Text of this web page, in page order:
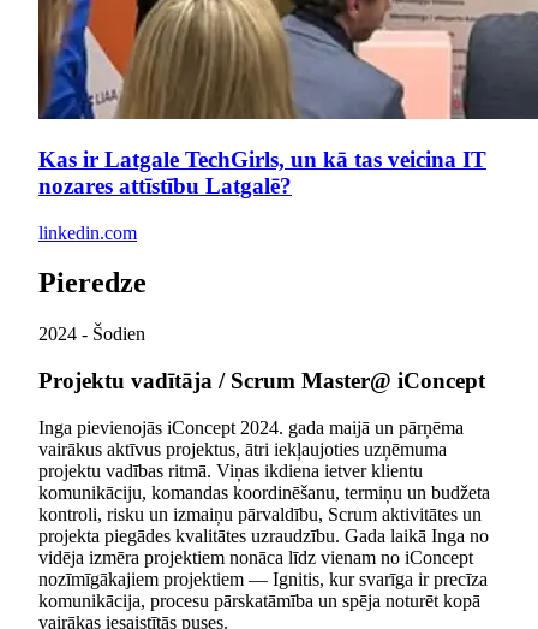
Kas ir Latgale TechGirls, un kā tas veicina IT
nozares attīstību Latgalē?
linkedin.com
Pieredze
2024 - Šodien
Projektu vadītāja / Scrum Master@ iConcept
Inga pievienojās iConcept 2024. gada maijā un pārņēma
vairākus aktīvus projektus, ātri iekļaujoties uzņēmuma
projektu vadības ritmā. Viņas ikdiena ietver klientu
komunikāciju, komandas koordinēšanu, termiņu un budžeta
kontroli, risku un izmaiņu pārvaldību, Scrum aktivitātes un
projekta piegādes kvalitātes uzraudzību. Gada laikā Inga no
vidēja izmēra projektiem nonāca līdz vienam no iConcept
nozīmīgākajiem projektiem — Ignitis, kur svarīga ir precīza
komunikācija, procesu pārskatāmība un spēja noturēt kopā
vairākas iesaistītās puses.